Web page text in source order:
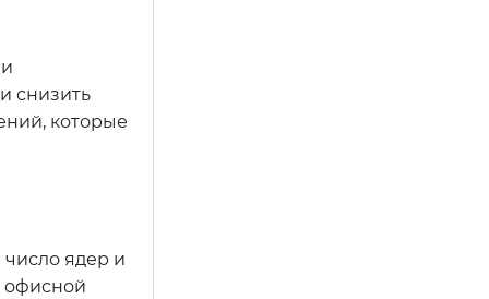
снизить
которые
ядер и
офисной